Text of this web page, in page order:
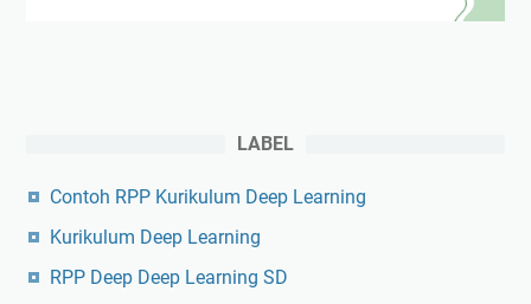
LABEL
Contoh RPP Kurikulum Deep Learning
Kurikulum Deep Learning
RPP Deep Deep Learning SD